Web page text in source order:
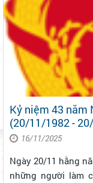
Kỷ niệm 43 năm
(20/11/1982 -
16/11/2025
Ngày 20/11 hằng
những người làm